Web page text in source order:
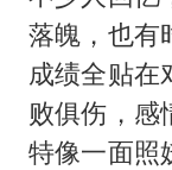
落魄，也有
成绩全贴在
败俱伤，感
特像一面照